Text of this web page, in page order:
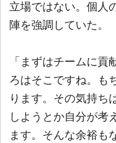
立場ではない。個人
陣を強調していた。
「まずはチームに貢
ろはそこですね。も
ります。その気持ち
しようとか自分が考
ます。そんな余裕も